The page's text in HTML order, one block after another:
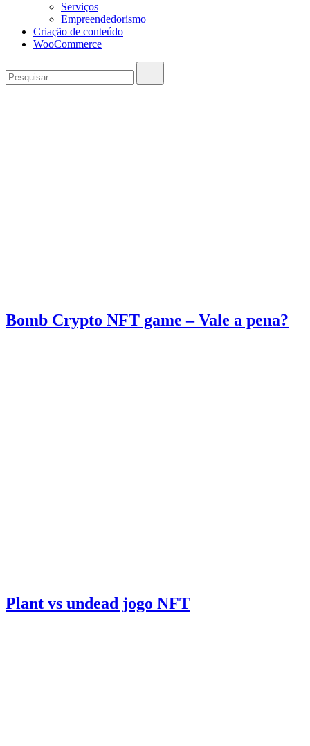
Serviços
Empreendedorismo
Criação de conteúdo
WooCommerce
Bomb Crypto NFT game – Vale a pena?
Plant vs undead jogo NFT